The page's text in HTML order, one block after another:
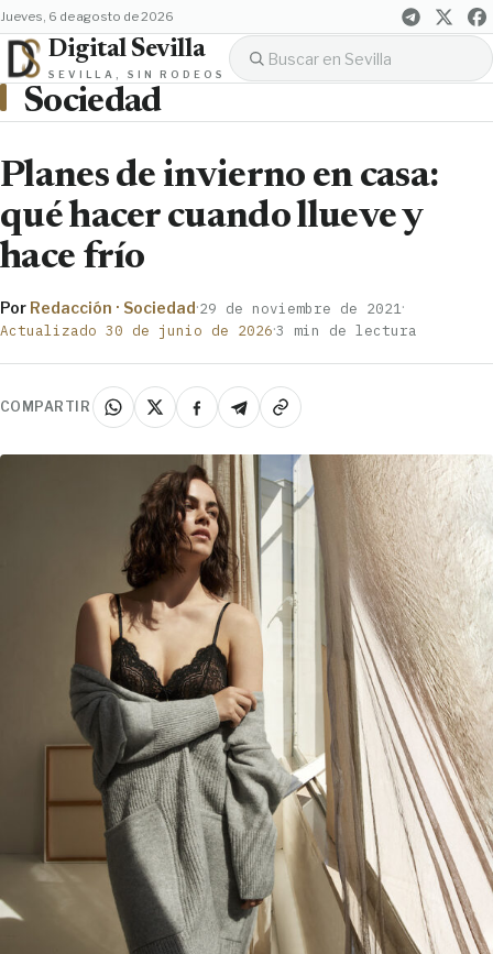
jueves, 6 de agosto de 2026
Digital Sevilla
SEVILLA, SIN RODEOS
Sociedad
Planes de invierno en casa:
qué hacer cuando llueve y
hace frío
Por Redacción · Sociedad·29 de noviembre de 2021 ·
Actualizado 30 de junio de 2026·3 min de lectura
COMPARTIR